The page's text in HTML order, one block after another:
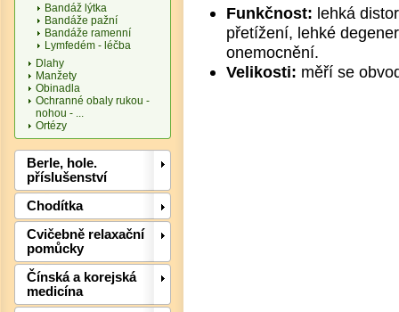
Bandáž lýtka
Bandáže pažní
Bandáže ramenní
Lymfedém - léčba
Dlahy
Manžety
Obinadla
Ochranné obaly rukou -
nohou - ...
Ortézy
Berle, hole.
příslušenství
Chodítka
Cvičebně relaxační
pomůcky
Čínská a korejská
medicína
Funkčnost: lehká
přetížení, lehké
onemocnění.
Velikosti: měří se